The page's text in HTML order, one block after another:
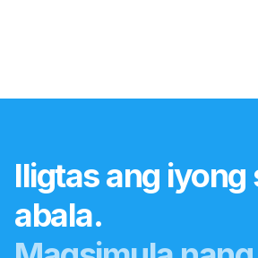
Iligtas ang iyong
abala.